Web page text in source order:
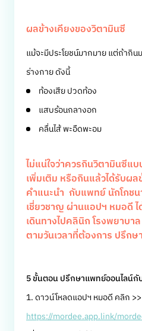
ผลข้างเคียงของวิตามินซี
แม้จะมีประโยชน์มากมาย แต่ถ้ากิน
ร่างกาย ดังนี้
ท้องเสีย ปวดท้อง
แสบร้อนกลางอก
คลื่นไส้ พะอืดพะอม
ไม่แน่ใจว่าควรกินวิตามินซีแ
เพิ่มเติม หรือกินแล้วได้รับผ
คำแนะนำ กับแพทย์ นักโภช
เชี่ยวชาญ ผ่านแอปฯ หมอดี
เดินทางไปคลินิก โรงพยาบา
ตามวันเวลาที่ต้องการ ปรึก
5 ขั้นตอน ปรึกษาแพทย์ออนไลน์กั
1. ดาวน์โหลดแอปฯ หมอดี คลิก >>
https://mordee.app.link/